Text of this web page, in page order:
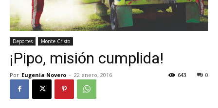
Deportes Monte Cristo
¡Pipo, misión cumplida!
Por Eugenia Novero - 22 enero, 2016 0
643